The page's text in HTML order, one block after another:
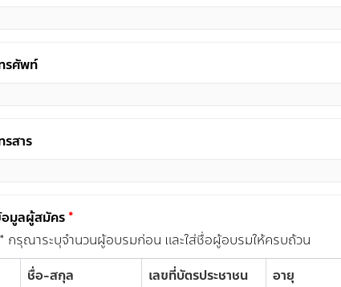
รศัพท์
รสาร
มูลผู้สมัคร *
กรุณาระบุจำนวนผู้อบรมก่อน และใส่ชื่อผู้อบรมให้ครบถ้วน
ชื่อ-สกุล
เลขที่บัตรประชาชน อายุ